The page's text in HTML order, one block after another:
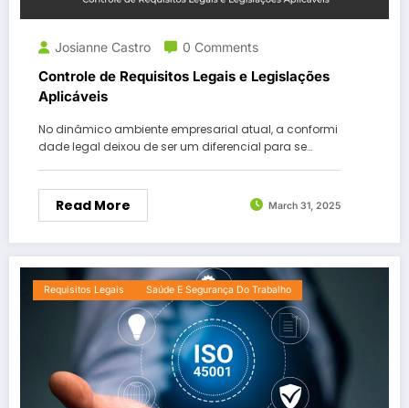
Josianne Castro 0 Comments
Controle de Requisitos Legais e Legislações
Aplicáveis
No dinâmico ambiente empresarial atual, a conformi
dade legal deixou de ser um diferencial para se…
Read More March 31, 2025
Requisitos Legais Saúde E Segurança Do Trabalho